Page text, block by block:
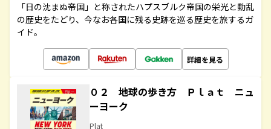
「日の沈まぬ帝国」と称されたハプスブルク帝国の栄光と動乱
の歴史をたどり、今なお各国に残る史跡を巡る歴史を旅するガ
イド。
詳細を見る
０２ 地球の歩き方 Ｐｌａｔ ニュ
ーヨーク
Plat